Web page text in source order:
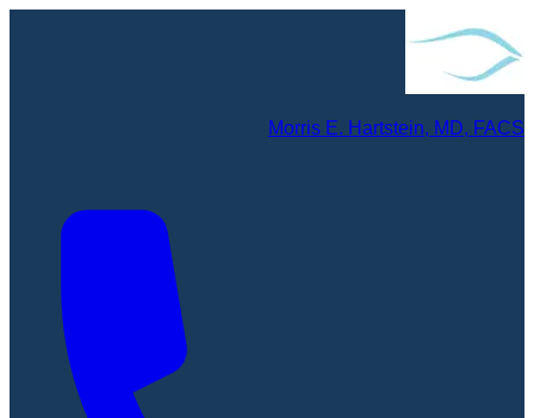
Morris E. Hartstein, MD, FACS